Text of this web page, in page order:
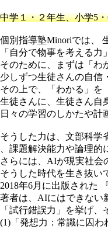
中学１・２年生、小学5
個別指導塾Minoriでは、
「自分で物事を考える
そのために、まずは「わ
少しずつ生徒さんの自信
その上で、「わかる」を
生徒さんに、生徒さん自
日々の学習のしかたや計
そうした力は、文部科学
、課題解決能力や論理
さらには、AIが現実社会
そうした時代を生き抜い
2018年6月に出版された
著者は、AIにはできない
「試行錯誤力」を挙げ
(1)「発想力：常識に囚わ